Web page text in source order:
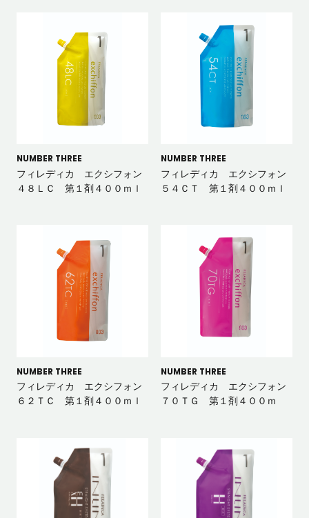
NUMBER THREE
フィレディカ エクシフォン
４８ＬＣ 第１剤４００ｍｌ
NUMBER THREE
フィレディカ エクシフォン
５４ＣＴ 第１剤４００ｍｌ
NUMBER THREE
フィレディカ エクシフォン
６２ＴＣ 第１剤４００ｍｌ
NUMBER THREE
フィレディカ エクシフォン
７０ＴＧ 第１剤４００ｍ